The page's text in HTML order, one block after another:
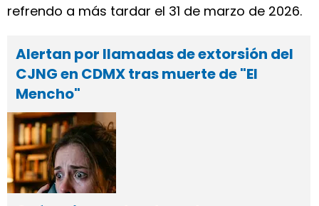
refrendo a más tardar el 31 de marzo de 2026.
Alertan por llamadas de extorsión del
CJNG en CDMX tras muerte de "El
Mencho"